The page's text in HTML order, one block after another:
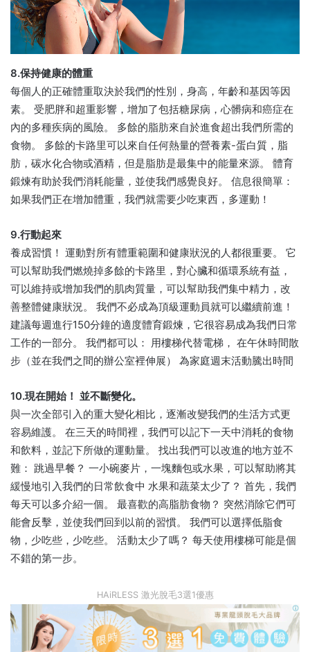
8.保持健康的體重
每個人的正確體重取決於我們的性別，身高，年齡和基因等因
素。 受肥胖和超重影響，增加了包括糖尿病，心髒病和癌症在
內的多種疾病的風險。 多餘的脂肪來自於進食超出我們所需的
食物。 多餘的卡路里可以來自任何熱量的營養素-蛋白質，脂
肪，碳水化合物或酒精，但是脂肪是最集中的能量來源。 體育
鍛煉有助於我們消耗能量，並使我們感覺良好。 信息很簡單：
如果我們正在增加體重，我們就需要少吃東西，多運動！
9.行動起來
養成習慣！ 運動對所有體重範圍和健康狀況的人都很重要。 它
可以幫助我們燃燒掉多餘的卡路里，對心臟和循環系統有益，
可以維持或增加我們的肌肉質量，可以幫助我們集中精力，改
善整體健康狀況。 我們不必成為頂級運動員就可以繼續前進！
建議每週進行150分鐘的適度體育鍛煉，它很容易成為我們日常
工作的一部分。 我們都可以： 用樓梯代替電梯， 在午休時間散
步（並在我們之間的辦公室裡伸展） 為家庭週末活動騰出時間
10.現在開始！ 並不斷變化。
與一次全部引入的重大變化相比，逐漸改變我們的生活方式更
容易維護。 在三天的時間裡，我們可以記下一天中消耗的食物
和飲料，並記下所做的運動量。 找出我們可以改進的地方並不
難： 跳過早餐？ 一小碗麥片，一塊麵包或水果，可以幫助將其
緩慢地引入我們的日常飲食中 水果和蔬菜太少了？ 首先，我們
每天可以多介紹一個。 最喜歡的高脂肪食物？ 突然消除它們可
能會反擊，並使我們回到以前的習慣。 我們可以選擇低脂食
物，少吃些，少吃些。 活動太少了嗎？ 每天使用樓梯可能是個
不錯的第一步。
HAiRLESS 激光脫毛3選1優惠